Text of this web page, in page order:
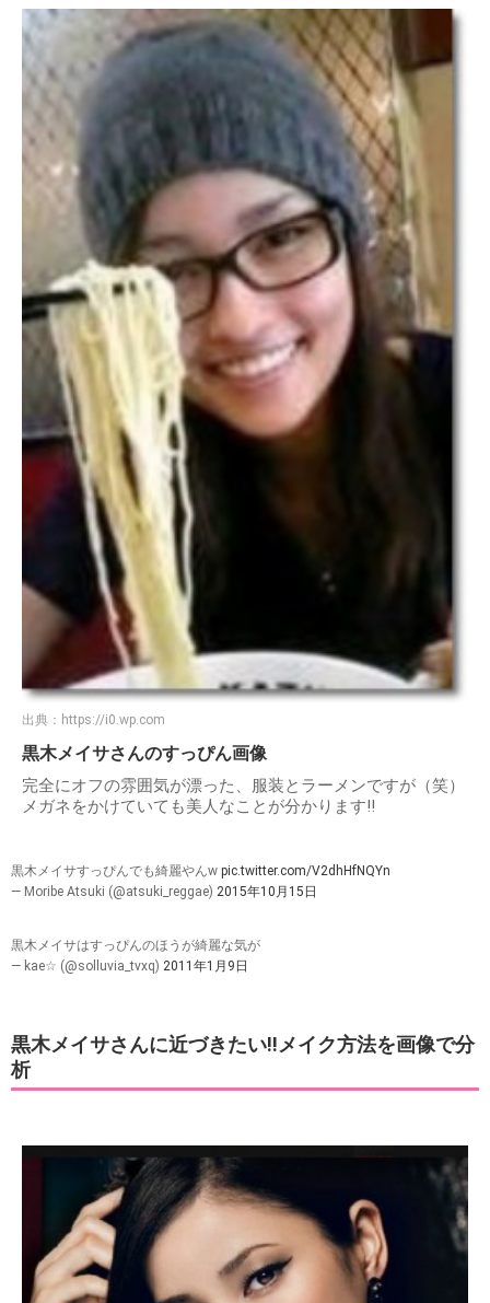
出典： https://i0.wp.com
黒木メイサさんのすっぴん画像
完全にオフの雰囲気が漂った、服装とラーメンですが（笑）
メガネをかけていても美人なことが分かります!!
黒木メイサすっぴんでも綺麗やんw pic.twitter.com/V2dhHfNQYn
— Moribe Atsuki (@atsuki_reggae) 2015年10月15日
黒木メイサはすっぴんのほうが綺麗な気が
— kae☆ (@solluvia_tvxq) 2011年1月9日
黒木メイサさんに近づきたい!!メイク方法を画像で分
析